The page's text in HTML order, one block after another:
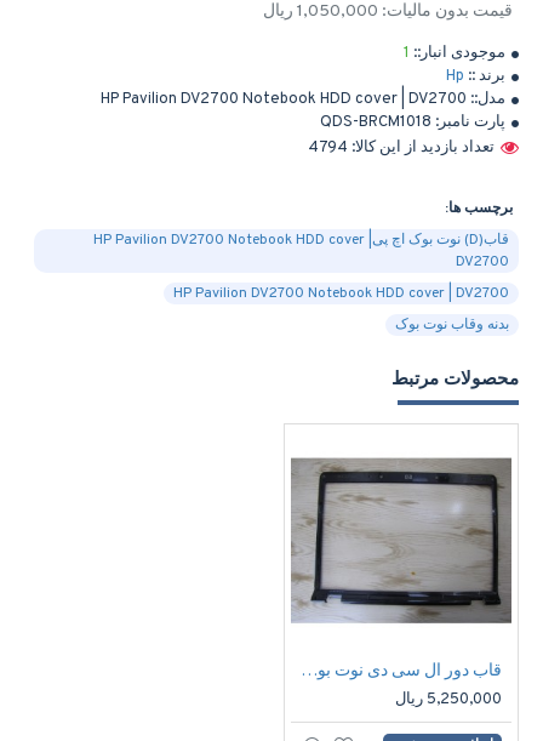
موجودی انبار:: 1
برند :: Hp
مدل:: HP Pavilion DV2700 Notebook HDD cover | DV2700
پارت نامبر: QDS-BRCM1018
تعداد بازدید از این کالا: 4794
قیمت بدون مالیات: 1,050,000 ریال
برچسب ها:
قاب(D) نوت بوک اچ پیHP Pavilion DV2700 Notebook HDD cover |
DV2700
HP Pavilion DV2700 Notebook HDD cover | DV2700
بدنه وقاب نوت بوک
محصولات مرتبط
قاب دور ال سی دی نوت بوک اچ پی (B)Notebook HP 6000(B) | PAVILION DU 6000
5,250,000 ریال